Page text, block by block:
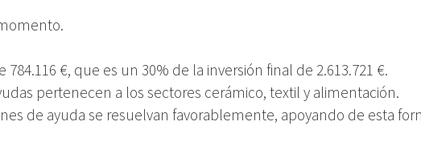
€, que es un 30% de la inversión final de 2.613.721 €.
pertenecen a los sectores cerámico, textil y alimentación.
de ayuda se resuelvan favorablemente, apoyando de esta